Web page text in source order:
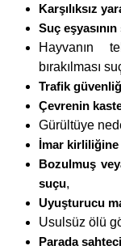
Karşılıksız
Suç
Hayvanın
bırakılması
Trafik
Çevrenin
Gürültüye
İmar
Bozulmuş
suçu,
Uyuşturucu
Usulsüz ölü
Parada